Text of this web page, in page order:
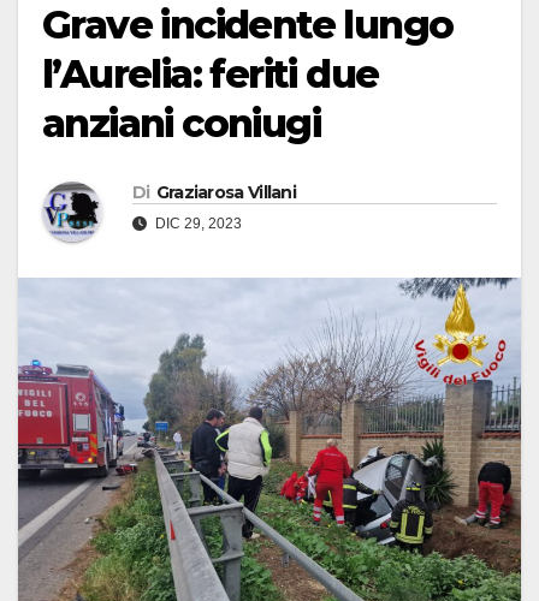
Grave incidente lungo
l’Aurelia: feriti due
anziani coniugi
Di Graziarosa Villani
DIC 29, 2023